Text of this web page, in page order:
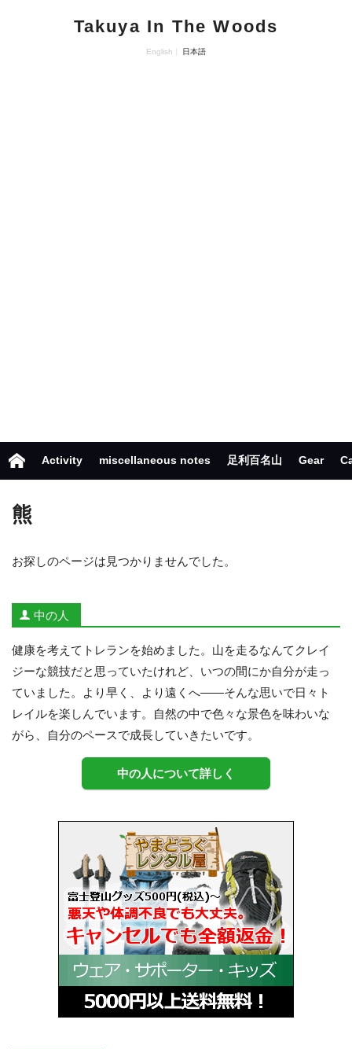
Takuya In The Woods
English 日本語
Activity miscellaneous notes 足利百名山 Gear
熊
お探しのページは見つかりませんでした。
中の人
健康を考えてトレランを始めました。山を走るなんてクレイ
ジーな競技だと思っていたけれど、いつの間にか自分が走っ
ていました。より早く、より遠くへ——そんな思いで日々ト
レイルを楽しんでいます。自然の中で色々な景色を味わいな
がら、自分のペースで成長していきたいです。
中の人について詳しく